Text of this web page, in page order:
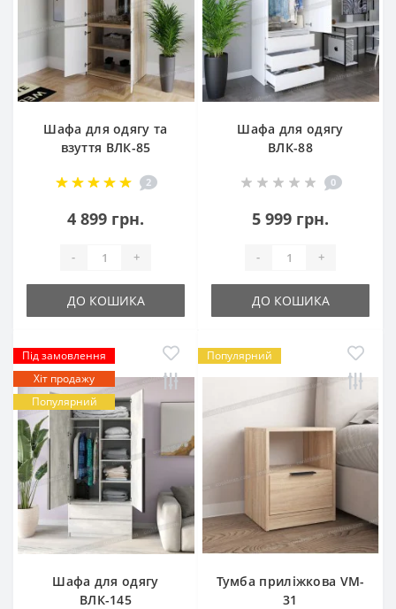
Шафа для одягу та
взуття ВЛК-85
2
4 899 грн.
- +
ДО КОШИКА
Шафа для одягу
ВЛК-88
0
5 999 грн.
- +
ДО КОШИКА
Під замовлення
Хіт продажу
Популярний
Шафа для одягу
ВЛК-145
Популярний
Тумба приліжкова VM-
31